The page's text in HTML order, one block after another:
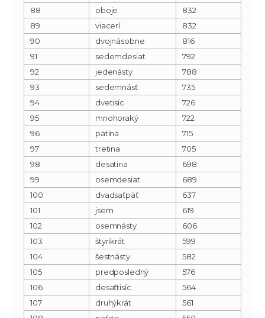
88
oboje
832
89
viacerí
832
90
dvojnásobne
816
91
sedemdesiat
792
92
jedenásty
788
93
sedemnásť
735
94
dvetisíc
726
95
mnohoraký
722
96
pätina
715
97
tretina
705
98
desatina
698
99
osemdesiat
689
100
dvadsaťpäť
637
101
jsem
619
102
osemnásty
606
103
štyrikrát
599
104
šestnásty
582
105
predposledný
576
106
desaťtisíc
564
107
druhýkrát
561